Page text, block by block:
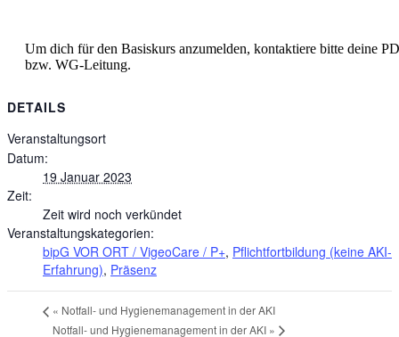
Um dich für den Basiskurs anzumelden, kontaktiere bitte deine
bzw. WG-Leitung.
DETAILS
Veranstaltungsort
Datum:
19 Januar 2023
Zeit:
Zeit wird noch verkündet
Veranstaltungskategorien:
bipG VOR ORT / VigeoCare / P+, Pflichtfortbildung (keine AKI-
Erfahrung), Präsenz
« Notfall- und Hygienemanagement in der AKI
Notfall- und Hygienemanagement in der AKI »